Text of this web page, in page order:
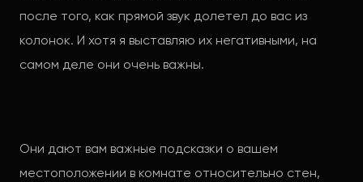
после того, как прямой звук долетел до вас из
колонок. И хотя я выставляю их негативными, на
самом деле они очень важны.
Они дают вам важные подсказки о вашем
местоположении в комнате относительно стен,